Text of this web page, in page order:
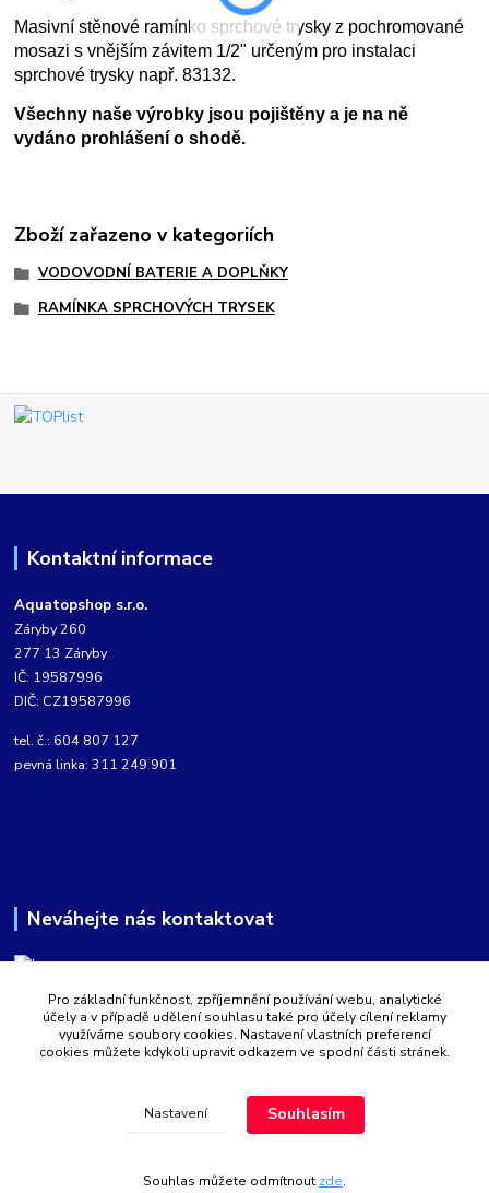
Masivní stěnové ramínko sprchové trysky z pochromované
mosazi s vnějším závitem 1/2" určeným pro instalaci
sprchové trysky např. 83132.
Všechny naše výrobky jsou pojištěny a je na ně
vydáno prohlášení o shodě.
Zboží zařazeno v kategoriích
VODOVODNÍ BATERIE A DOPLŇKY
RAMÍNKA SPRCHOVÝCH TRYSEK
Kontaktní informace
Aquatopshop s.r.o.
Záryby 260
277 13 Záryby
IČ: 19587996
DIČ: CZ19587996
tel. č.: 604 807 127
pevná linka: 311 249 901
Neváhejte nás kontaktovat
Martin Kabíček
8:00 - 16:00 hod.
Pro základní funkčnost, zpříjemnění používání webu, analytické
účely a v případě udělení souhlasu také pro účely cílení reklamy
využíváme soubory cookies. Nastavení vlastních preferencí
cookies můžete kdykoli upravit odkazem ve spodní části stránek.
Nastavení Souhlasím
Souhlas můžete odmítnout zde.